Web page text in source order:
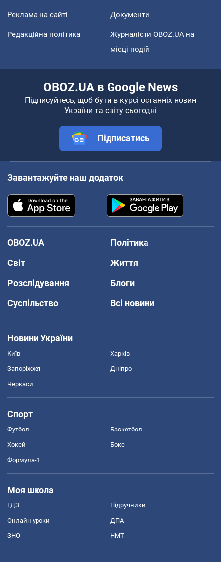
Реклама на сайті Документи
Редакційна політика
Журналісти OBOZ.UA на
місці подій
OBOZ.UA в Google News
Підписуйтесь, щоб бути в курсі останніх новин
України та світу сьогодні
Підписатись
Завантажуйте наш додаток
OBOZ.UA
Політика
Світ
Життя
Розслідування
Блоги
Суспільство
Всі новини
Новини України
Київ Харків
Запоріжжя Дніпро
Черкаси
Спорт
Футбол Баскетбол
Хокей Бокс
Формула-1
Моя школа
ГДЗ Підручники
Онлайн уроки ДПА
ЗНО НМТ